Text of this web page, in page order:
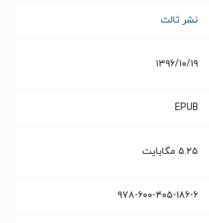
نشر ثالث
۱۳۹۶/۱۰/۱۹
EPUB
۵.۲۵ مگابایت
۹۷۸-۶۰۰-۴۰۵-۱۸۶-۶